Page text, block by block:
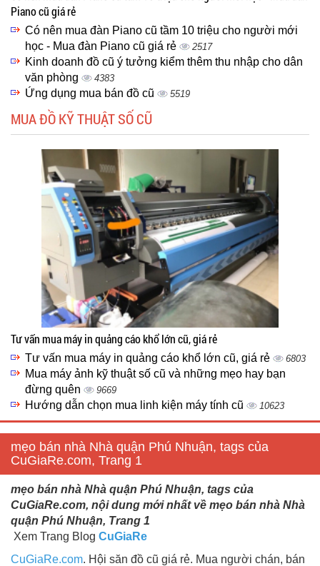
Piano cũ giá rẻ
Có nên mua đàn Piano cũ tầm 10 triệu cho người mới
học - Mua đàn Piano cũ giá rẻ
2517
Kinh doanh đồ cũ ý tưởng kiểm thêm thu nhập cho dân
văn phòng
4383
Ứng dụng mua bán đồ cũ 5519
MUA ĐỒ KỸ THUẬT SỐ CŨ
Tư vấn mua máy in quảng cáo khổ lớn cũ, giá rẻ
Tư vấn mua máy in quảng cáo khổ lớn cũ, giá rẻ 6803
Mua máy ảnh kỹ thuật số cũ và những mẹo hay bạn
đừng quên
9669
Hướng dẫn chọn mua linh kiện máy tính cũ 10623
mẹo bán nhà Nhà quận Phú Nhuận, tags của
CuGiaRe.com, Trang 1
mẹo bán nhà Nhà quận Phú Nhuận, tags của
CuGiaRe.com, nội dung mới nhất về mẹo bán nhà Nhà
quận Phú Nhuận, Trang 1
Xem Trang Blog CuGiaRe
CuGiaRe.com. Hội săn đồ cũ giá rẻ. Mua người chán, bán